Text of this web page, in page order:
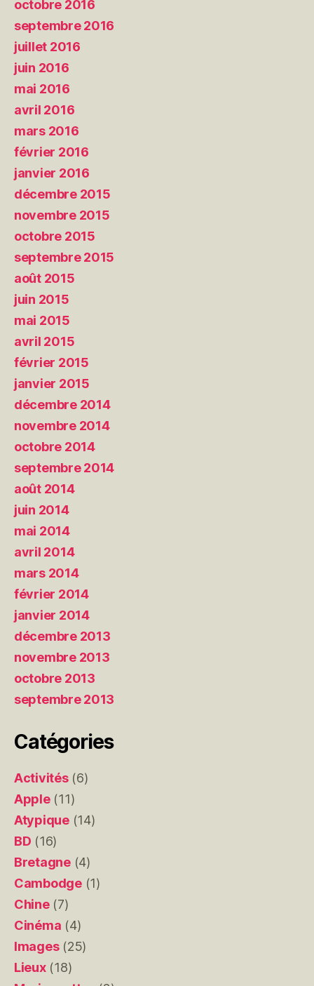
octobre 2016
septembre 2016
juillet 2016
juin 2016
mai 2016
avril 2016
mars 2016
février 2016
janvier 2016
décembre 2015
novembre 2015
octobre 2015
septembre 2015
août 2015
juin 2015
mai 2015
avril 2015
février 2015
janvier 2015
décembre 2014
novembre 2014
octobre 2014
septembre 2014
août 2014
juin 2014
mai 2014
avril 2014
mars 2014
février 2014
janvier 2014
décembre 2013
novembre 2013
octobre 2013
septembre 2013
Catégories
Activités(6)
Apple(11)
Atypique(14)
BD (16)
Bretagne(4)
Cambodge(1)
Chine(7)
Cinéma (4)
Images(25)
Lieux(18)